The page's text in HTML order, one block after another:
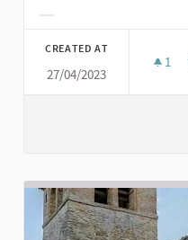
CREATED AT
27/04/2023
1